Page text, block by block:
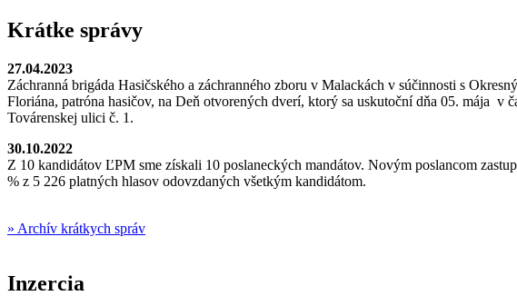
Krátke správy
27.04.2023
Záchranná brigáda Hasičského a záchranného zboru v Malackách v súčinnosti s
Floriána, patróna hasičov, na Deň otvorených dverí, ktorý sa uskutoční dňa 05. mája v
Továrenskej ulici č. 1.
30.10.2022
Z 10 kandidátov ĽPM sme získali 10 poslaneckých mandátov. Novým poslancom
% z 5 226 platných hlasov odovzdaných všetkým kandidátom.
» Archív krátkych správ
Inzercia